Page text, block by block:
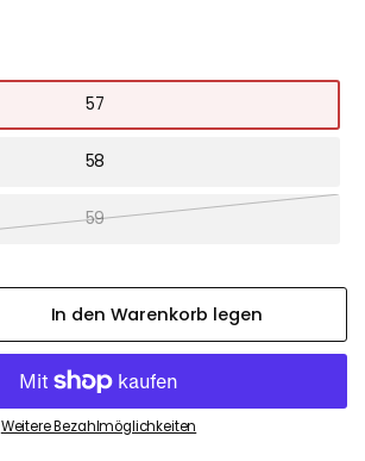
57
58
59
In den Warenkorb legen
Weitere Bezahlmöglichkeiten